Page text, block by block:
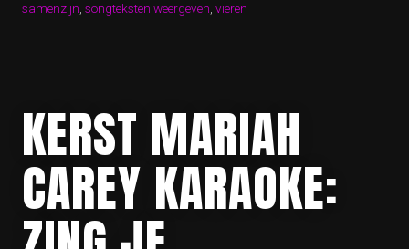
samenzijn songteksten weergeven vieren
KERST MARIAH
CAREY KARAOKE: